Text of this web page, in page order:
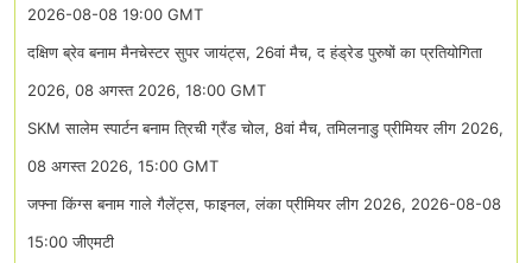
2026-08-08 19:00 GMT
दक्षिण ब्रेव बनाम मैनचेस्टर सुपर जायंट्स, 26वां मैच, द हंड्रेड पुरुषों का प्रतियोगिता
2026, 08 अगस्त 2026, 18:00 GMT
SKM सालेम स्पार्टन बनाम त्रिची ग्रैंड चोल, 8वां मैच, तमिलनाडु प्रीमियर लीग 2026,
08 अगस्त 2026, 15:00 GMT
जफ्ना किंग्स बनाम गाले गैलेंट्स, फाइनल, लंका प्रीमियर लीग 2026, 2026-08-08
15:00 जीएमटी